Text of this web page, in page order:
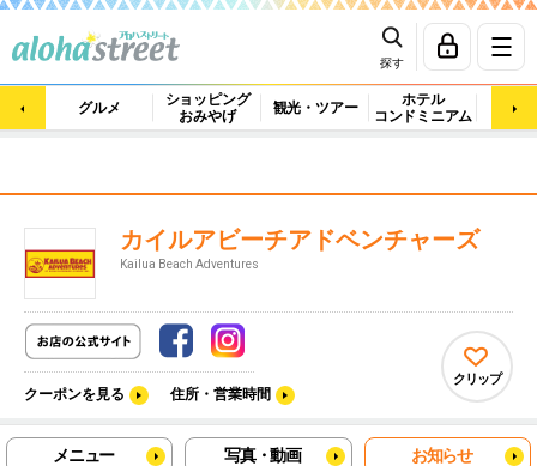
探す
グルメ
ショッピング
おみやげ
観光・ツアー
ホテル
コンドミニアム
マッ
カイルアビーチアドベンチャーズ
Kailua Beach Adventures
クーポンを見る 住所・営業時間
クリップ
メニュー 写真・動画 お知らせ